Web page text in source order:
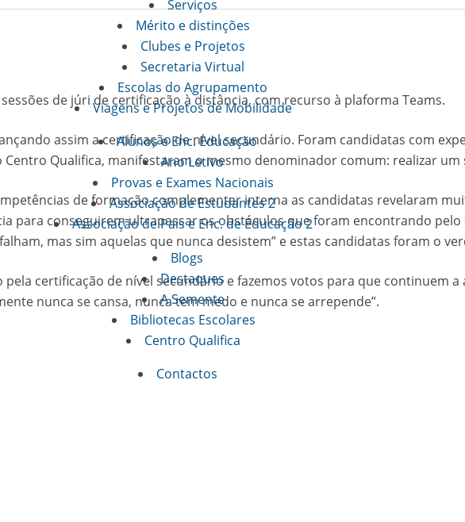
Serviços
Mérito e distinções
Clubes e Projetos
Secretaria Virtual
Escolas do Agrupamento
Viagens e Projetos de Mobilidade
Alunos e Enc. Educação
Ano Letivo
Provas e Exames Nacionais
Associação de Estudantes 2
Associação de Pais e Enc. de Educação 2
Blogs
Destaques
A Semente
Bibliotecas Escolares
Centro Qualifica
Contactos
de júri de certificação à distância, com recurso à plaforma Teams.
assim a certificação de nível secundário. Foram candidatas com
Qualifica, manifestaram o mesmo denominador comum: realizar um
de formação complementar interna as candidatas revelaram
para conseguirem ultrapassar os obstáculos que foram encontrando
mas sim aquelas que nunca desistem” e estas candidatas foram o
pela certificação de nível secundário e fazemos votos para que continuem
nunca se cansa, nunca tem medo e nunca se arrepende”.